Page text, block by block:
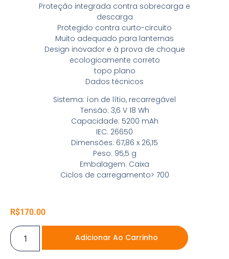
Proteção integrada contra sobrecarga e
descarga
Protegido contra curto-circuito
Muito adequado para lanternas
Design inovador e à prova de choque
ecologicamente correto
topo plano
Dados técnicos
Sistema: íon de lítio, recarregável
Tensão: 3,6 V 18 Wh
Capacidade: 5200 mAh
IEC: 26650
Dimensões: 67,86 x 26,15
Peso: 95,5 g
Embalagem: Caixa
Ciclos de carregamento> 700
R$170.00
Adicionar Ao Carrinho